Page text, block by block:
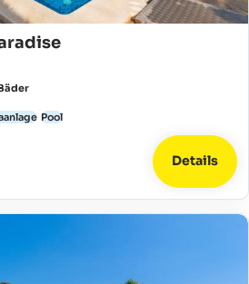
Pool
Details